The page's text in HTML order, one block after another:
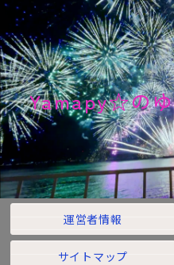
Yamapy☆の
運営者情報
サイトマップ